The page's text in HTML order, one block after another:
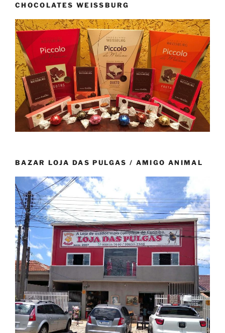
CHOCOLATES WEISSBURG
BAZAR LOJA DAS PULGAS / AMIGO ANIMAL